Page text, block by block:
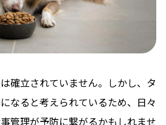
確立されていません。しかし、タ
なると考えられているため、日々
管理が予防に繋がるかもしれませ